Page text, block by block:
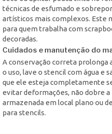
técnicas de esfumado e
artísticos mais complexos. Este
para quem trabalha com
decoradas.
Cuidados e manutenção do
A conservação correta prolonga
o uso, lave o stencil com água e
que ele esteja completamente
evitar deformações, não dobre
armazenada em local plano ou
para stencils.